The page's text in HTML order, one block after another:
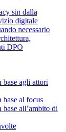
sin dalla
digitale
necessario
DPO
agli attori
al focus
all’ambito di